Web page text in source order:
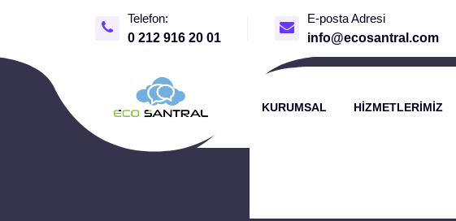
Telefon:
0 212 916 20 01
E-posta Adresi
info@ecosantral.com
KURUMSAL HIZMETLERIMIZ